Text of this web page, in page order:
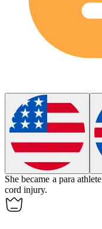
She became a para athlete
cord injury.